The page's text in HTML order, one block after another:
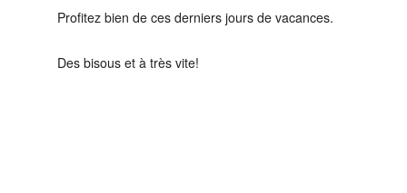
Profitez bien de ces derniers jours de vacances.
Des bisous et à très vite!